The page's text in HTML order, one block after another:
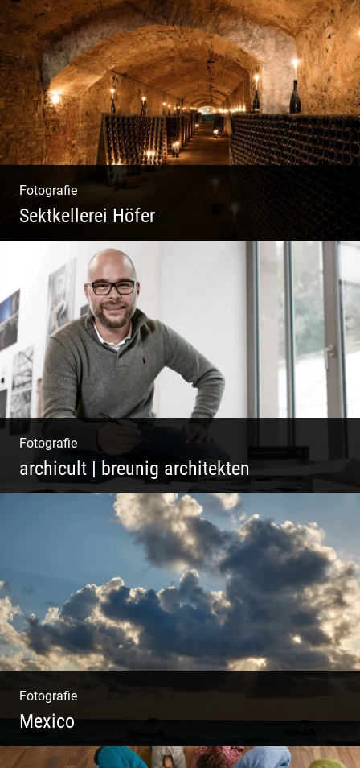
Freiheit genießen | Körper, Geist und Energie
| Ruhe und Entspannung | Bewusstsein für
Natur
Fotografie
Sektkellerei Höfer
Sekt Perlen | Tiefe Keller | Coole Kerle |
Idyllische Weinberge
Fotografie
archicult | breunig architekten
Architekten & Bürokatzen | Bauzeichner &
Bauleiter | Mitarbeiter Shooting | Kreative
Fotografie
Mexico